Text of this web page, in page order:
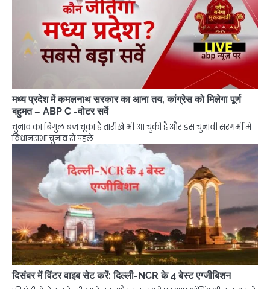
मध्य प्रदेश में कमलनाथ सरकार का आना तय, कांग्रेस को मिलेगा पूर्ण
बहुमत – ABP C -वोटर सर्वे
चुनाव का बिगुल बज चूका है तारीखे भी आ चुकी है और इस चुनावी सरगर्मी में
विधानसभा चुनाव से पहले…
दिसंबर में विंटर वाइब सेट करें: दिल्ली-NCR के 4 बेस्ट एग्जीबिशन